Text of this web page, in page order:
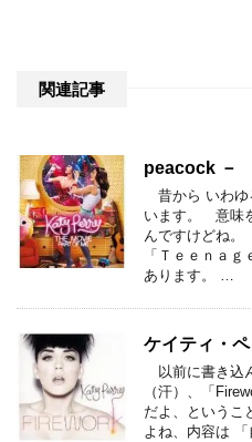
関連記事
peacock －
昔から いわゆ
います。 意味
んですけどね
「Ｔｅｅｎａ
あります。 …
ケイティ・
以前に書き込
（汗）、「
だよ、という
よね、内容は